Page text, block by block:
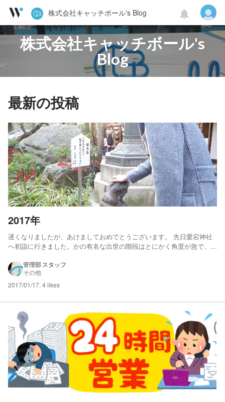
株式会社キャッチボール's Blog
株式会社キャッチボール's
Blog
最新の投稿
2017年
遅くなりましたが、あけましておめでとうございます。 先日愛宕神社
へ初詣に行きました。かの有名な出世の階段はとにかく角度が急で、登
いました。みなさま今年もよろしくお願いいたします。 写真は新甚さ
んが招き石をなでて福を身につけている様子です。
管理部 スタッフ
その他
2017/01/17, 4 likes